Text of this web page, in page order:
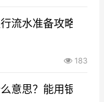
流水准备攻略，你
183
意思？能用银行流